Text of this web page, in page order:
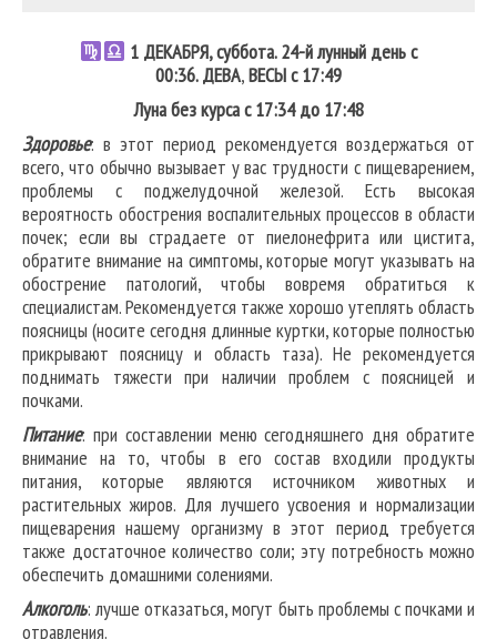
1 ДЕКАБРЯ, суббота. 24-й лунный день с
00:36.ДЕВА,ВЕСЫс 17:49
Луна без курса с 17:34 до 17:48
Здоровье: в этот период рекомендуется воздержаться от
всего, что обычно вызывает у вас трудности с пищеварением,
проблемы с поджелудочной железой. Есть высокая
вероятность обострения воспалительных процессов в области
почек; если вы страдаете от пиелонефрита или цистита,
обратите внимание на симптомы, которые могут указывать на
обострение патологий, чтобы вовремя обратиться к
специалистам. Рекомендуется также хорошо утеплять область
поясницы (носите сегодня длинные куртки, которые полностью
прикрывают поясницу и область таза). Не рекомендуется
поднимать тяжести при наличии проблем с поясницей и
почками.
Питание: при составлении меню сегодняшнего дня обратите
внимание на то, чтобы в его состав входили продукты
питания, которые являются источником животных и
растительных жиров. Для лучшего усвоения и нормализации
пищеварения нашему организму в этот период требуется
также достаточное количество соли; эту потребность можно
обеспечить домашними солениями.
Алкоголь: лучше отказаться, могут быть проблемы с почками и
отравления.